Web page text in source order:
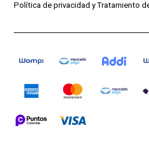
Política de privacidad y Tratamiento